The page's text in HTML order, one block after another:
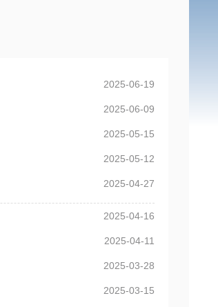
2025-06-19
2025-06-09
2025-05-15
2025-05-12
2025-04-27
2025-04-16
2025-04-11
2025-03-28
2025-03-15